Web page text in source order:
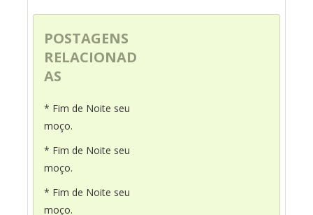
POSTAGENS
RELACIONAD
AS
* Fim de Noite seu
moço.
* Fim de Noite seu
moço.
* Fim de Noite seu
moço.